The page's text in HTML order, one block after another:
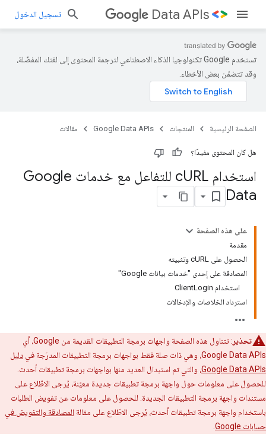
Data APIs تسجيل الدخول
تستخدم Google تكنولوجيا الذكاء الاصطناعي لترجمة المحتوى إلى لغتك المفضّلة،
وقد تتضمّن بعض الأخطاء.
الصفحة الرئيسية المنتجات Google Data APIs مقالات
هل كان المحتوى مفيدًا؟
استخدام c
URL للتفاعل مع خدمات Google
Data
على هذه الصفحة
مقدمة
الحصول على cURL وتثبيته
المصادقة على إحدى "خدمات بيانات Google"
استخدام ClientLogin
استرداد الخلاصات والإدخالات
تحذير
: تتناول هذه الصفحة واجهات برمجة التطبيقات القديمة من Google، أي
Google Data APIs، وهي ذات صلة فقط بواجهات برمجة التطبيقات المدرَجة في
دليل
Google Data APIs، والتي تم استبدال العديد منها بواجهات برمجة تطبيقات أحدث.
للحصول على معلومات حول واجهة برمجة تطبيقات جديدة معيّنة، يُرجى الاطّلاع على
مستندات واجهة برمجة التطبيقات الجديدة. للحصول على معلومات عن تفويض الطلبات
باستخدام واجهة برمجة تطبيقات أحدث، يُرجى الاطّلاع على مقالة المصادقة والتفويض في
حسابات Google